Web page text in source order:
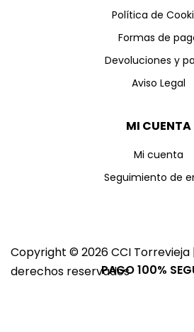
Política de
Formas de
Devoluciones y
Aviso Legal
MI CUENTA
Mi cuenta
Seguimiento de
Copyright © 2026 CCI Torrevieja
derechos reservadosPAGO 100%